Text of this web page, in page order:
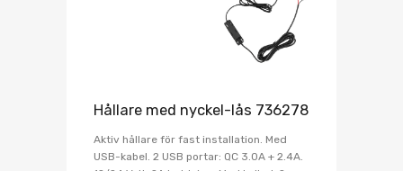
Hållare med nyckel-lås 736278
Aktiv hållare för fast installation. Med
USB-kabel. 2 USB portar: QC 3.0A + 2.4A.